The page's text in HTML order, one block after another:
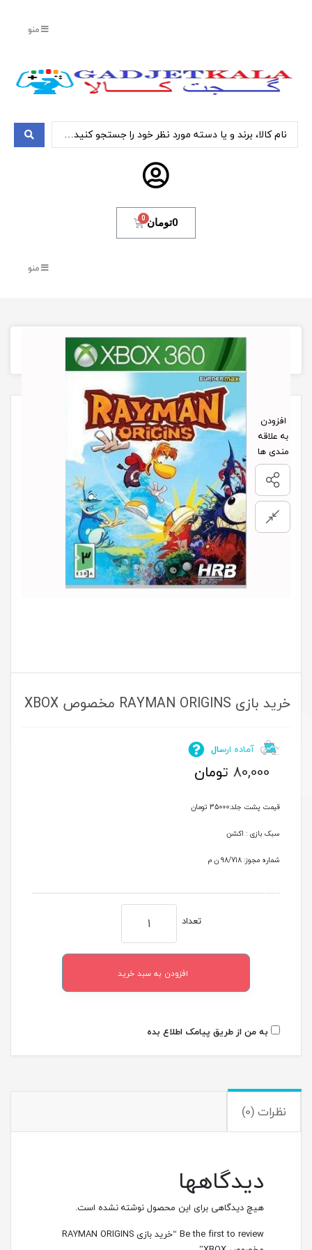
منو
0تومان
منو
تصاویر محصول
افزودن
به علاقه
مندی ها
خرید بازی RAYMAN ORIGINS مخصوص XBOX
آماده ارسال
80,000 تومان
قیمت پشت جلد:35000 تومان
سبک بازی : اکشن
شماره مجوز: 98/718 ن م
تعداد
افزودن به سبد خرید
به من از طریق پیامک اطلاع بده
نظرات (0)
دیدگاهها
هیچ دیدگاهی برای این محصول نوشته نشده است.
Be the first to review “خرید بازی RAYMAN ORIGINS